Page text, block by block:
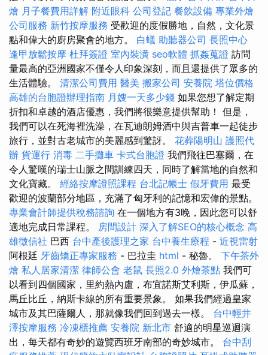
燴 月子餐費用詳解 附近眼科 公司登記 餐飲設備 專業外燴
公司服務 新竹按摩服務 受歡迎的度假勝地，自然，文化景
點和偉大的廚房聚會的地方。 白蟻 助聽器公司 長照中心
逢甲放鬆按摩 杜拜簽證 室內裝潢 seo軟體 抓姦蒐證 訪問
量最高的亞洲國家不僅令人印象深刻，而且還提供了眾多的
生活體驗。 清潔公司費用 醫美 搬家公司 安養院 塔位價格
高雄的台胞證辦理指南 月嫂一天多少錢 如果您想了解定期
折扣和卓越的酒店優惠，我們將很樂意提供幫助！ 但是，
我們可以在死海裡洗澡，在瓦迪朗姆酒中與吉普車一起徒步
旅行，並對古老城市的美麗感到驚訝。 花葬陽明山 護照代
辦 貨運行 消毒 二手攤車 卡式台胞證 我們飛往巴塞爾，在
令人驚嘆的瑞士山脈之間訓練四天，同時了解當地的自然和
文化寶藏。 經絡按摩證照課程 台北記帳士 假牙費用 最受
歡迎的波蘭部分地區，充滿了匈牙利的記憶和宏偉的景點。
專業會計師提供稅務諮詢 在一個地方有3晚，因此您可以舒
適地完成日常課程。 房間設計 深入了解SEO的核心概念 高
雄徵信社 巴西 台中產後護理之家 台中養生療程 - 近視雷射
阿根廷 牙齒矯正專家服務 - 巴拉圭 html - 秘魯。 下午茶外
燴 私人居家清潔 律師公會 老鼠 長照2.0 外燴茶點 我們可
以看到四個國家，里約熱內盧，布宜諾斯艾利斯，伊瓜蘇，
馬丘比丘，納斯卡線的所有重要景象。 如果我們經過皇家
城市及其巴薩爾人，那就像我們回到過去一樣。 台中輕井
澤按摩服務 冷凍櫃推薦 安養院 新北市 舒適的明星巡迴演
出，每天都有奇妙的遊覽西班牙南部的奇妙城市。 台中刮